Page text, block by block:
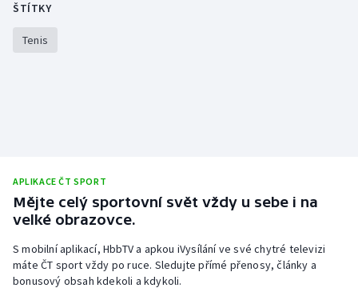
Veslování
Vodní slalom
Volejbal
Ostatní
ŠTÍTKY
Tenis
APLIKACE ČT SPORT
Mějte celý sportovní svět vždy u sebe i na
velké obrazovce.
S mobilní aplikací, HbbTV a apkou iVysílání ve své chytré televizi
máte ČT sport vždy po ruce. Sledujte přímé přenosy, články a
bonusový obsah kdekoli a kdykoli.